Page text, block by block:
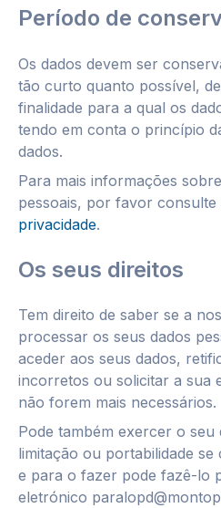
Período de
Os dados devem ser
tão curto quanto possível,
finalidade para a qual os
tendo em conta o princípio
dados.
Para mais informações
pessoais, por favor consulte
privacidade.
Os seus direitos
Tem direito de saber se a
processar os seus dados
aceder aos seus dados,
incorretos ou solicitar a sua
não forem mais necessários.
Pode também exercer o seu
limitação ou portabilidade
e para o fazer pode fazê-lo
eletrónico